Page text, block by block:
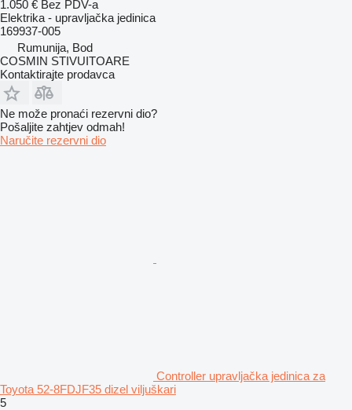
1.050 € Bez PDV-a
Elektrika - upravljačka jedinica
169937-005
Rumunija, Bod
COSMIN STIVUITOARE
Kontaktirajte prodavca
Ne može pronaći rezervni dio?
Pošaljite zahtjev odmah!
Naručite rezervni dio
Controller upravljačka jedinica za
Toyota 52-8FDJF35 dizel viljuškari
5